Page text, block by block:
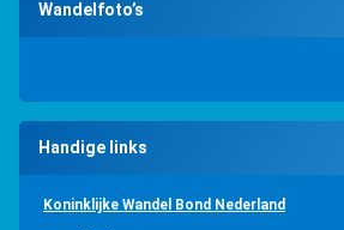
Wandelfoto’s
Handige links
Koninklijke Wandel Bond Nederland